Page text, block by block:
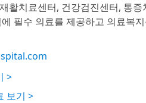
활치료센터, 건강검진센터, 통
필수 의료를 제공하고 의료복
>
보기 >